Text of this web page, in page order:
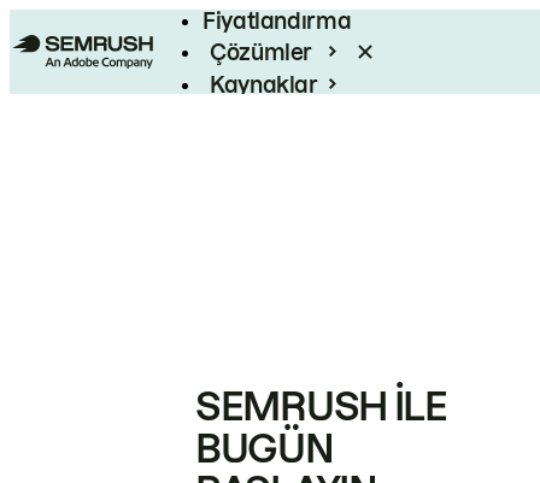
Fiyatlandırma
Çözümler
Kaynaklar
SEMRUSH ILE
BUGÜN